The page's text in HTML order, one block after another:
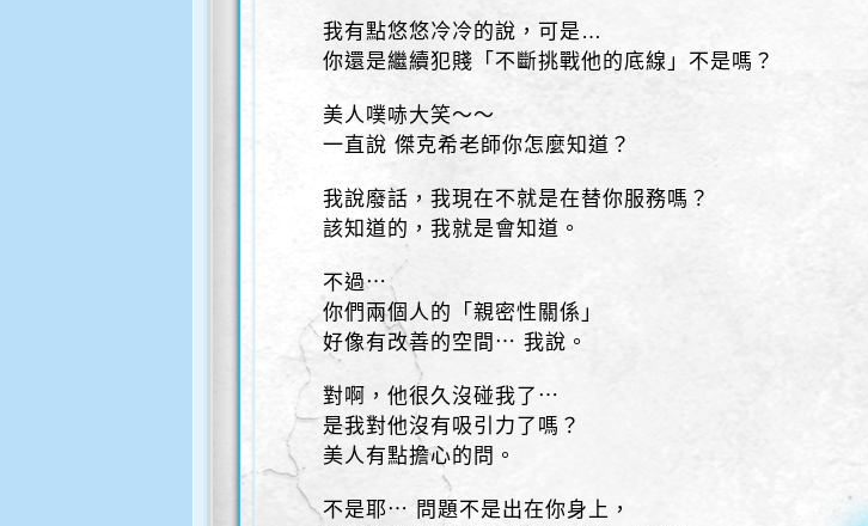
我有點悠悠冷冷的說，可是…
你還是繼續犯賤「不斷挑戰他的底線」不是嗎？
美人噗哧大笑～～
一直說 傑克希老師你怎麼知道？
我說廢話，我現在不就是在替你服務嗎？
該知道的，我就是會知道。
不過⋯
你們兩個人的「親密性關係」
好像有改善的空間⋯ 我說。
對啊，他很久沒碰我了⋯
是我對他沒有吸引力了嗎？
美人有點擔心的問。
不是耶⋯ 問題不是出在你身上，